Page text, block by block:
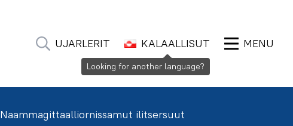
UJARLERIT KALAALLISUT MENU
Naammagittaalliornissamut ilitsersuut
Looking for another language?